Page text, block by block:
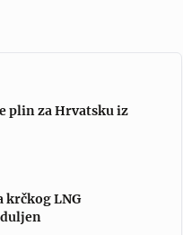
plin za Hrvatsku iz
LNG